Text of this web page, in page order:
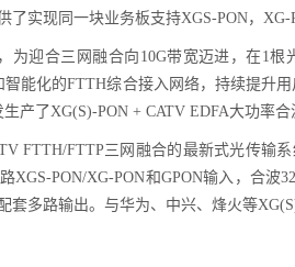
了实现同一块业务板支持XGS-PON，
为迎合三网融合向 10G带宽迈进，在 1根
智能化的FTTH综合接入网络，持续提升
产了XG(S)-PON + CATV EDFA大功率合
FTTH/FTTP三网融合的最新式光传输
路XGS-PON/XG-PON和GPON输入 ， 合波
套多路输出。 与华为、中兴、烽火等